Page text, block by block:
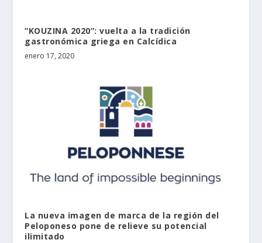
“KOUZINA 2020”: vuelta a la tradición
gastronómica griega en Calcídica
enero 17, 2020
La nueva imagen de marca de la región del
Peloponeso pone de relieve su potencial
ilimitado